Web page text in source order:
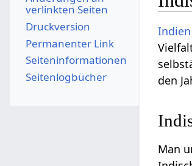
Indien
den
Man
verlinkten Seiten
Druckversion
Permanenter Link
Seiten­­informationen
Seitenlogbücher